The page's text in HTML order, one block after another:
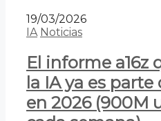
19/03/2026
IA Noticias
El informe a16z
la IA ya es
en 2026 (900M